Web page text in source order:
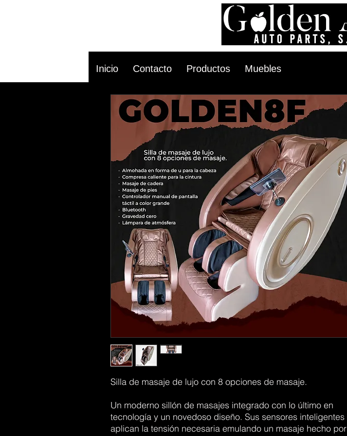
Inicio Contacto Productos Muebles
Silla de masaje de lujo con 8 opciones de masaje.
Un moderno sillón de masajes integrado con lo último en
tecnología y un novedoso diseño. Sus sensores inteligentes
aplican la tensión necesaria emulando un masaje hecho por